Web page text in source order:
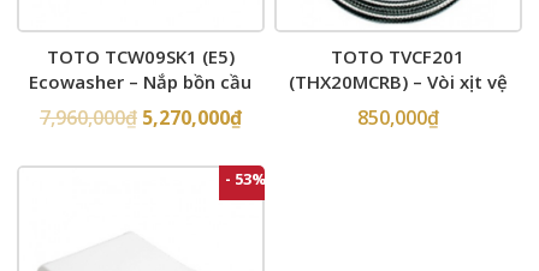
TOTO TCW09SK1 (E5)
Ecowasher – Nắp bồn cầu
rửa cơ
7,960,000₫ 5,270,000₫
TOTO TVCF201
(THX20MCRB) – Vòi xịt vệ
sinh
850,000₫
- 53%